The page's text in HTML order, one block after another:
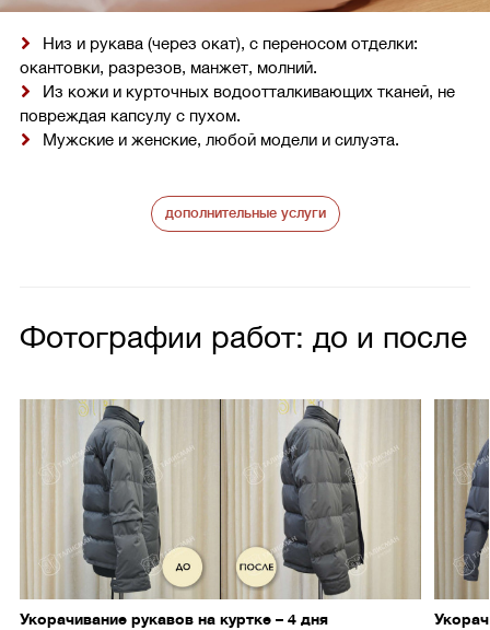
Низ и рукава (через окат), с переносом отделки:
окантовки, разрезов, манжет, молний.
Из кожи и курточных водоотталкивающих тканей, не
повреждая капсулу с пухом.
Мужские и женские, любой модели и силуэта.
дополнительные услуги
Фотографии работ: до и после
Укорачивание рукавов на куртке – 4 дня